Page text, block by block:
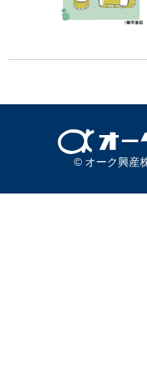
© オーク興産